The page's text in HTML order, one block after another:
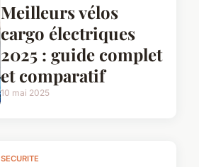
Meilleurs vélos
cargo électriques
2025 : guide complet
et comparatif
10 mai 2025
SECURITE